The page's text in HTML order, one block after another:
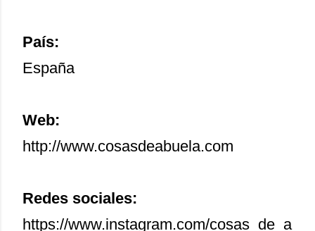
País:
España
Web:
http://www.cosasdeabuela.com
Redes sociales:
https://www.instagram.com/cosas_de_a